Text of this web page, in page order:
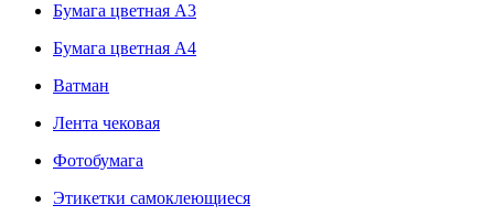
Бумага цветная А3
Бумага цветная А4
Ватман
Лента чековая
Фотобумага
Этикетки самоклеющиеся